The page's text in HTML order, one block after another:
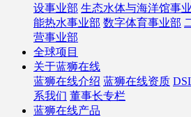
设事业部 生态水体与海洋馆事
能热水事业部 数字体育事业部
营事业部
全球项目
关于蓝狮在线
蓝狮在线介绍 蓝狮在线资质
系我们 董事长专栏
蓝狮在线产品